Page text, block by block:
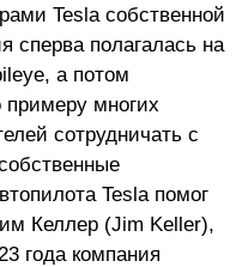
Tesla собственной
сперва полагалась на
а потом
примеру многих
сотрудничать с
Tesla помог
Келлер (Jim Keller),
года компания